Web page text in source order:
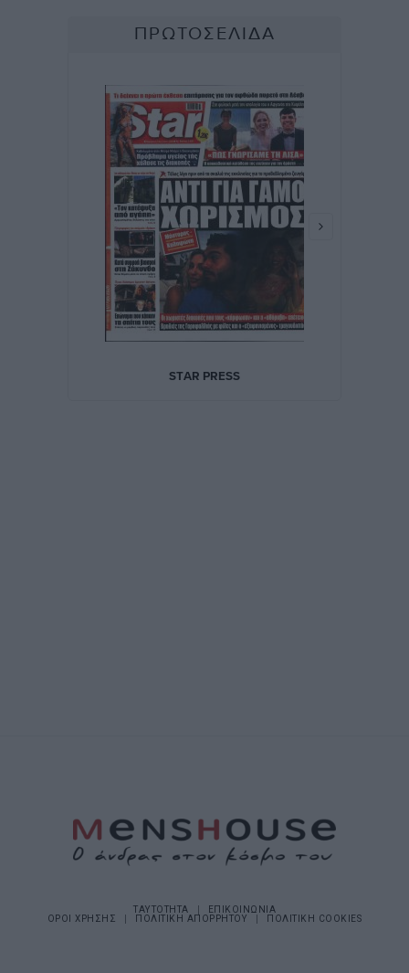
ΤΑΥΤΟΤΗΤΑ
ΕΠΙΚΟΙΝΩΝΙΑ
ΟΡΟΙ ΧΡΗΣΗΣ
ΠΟΛΙΤΙΚΗ ΑΠΟΡΡΗΤΟΥ ΠΟΛΙΤΙΚΗ COOKIES